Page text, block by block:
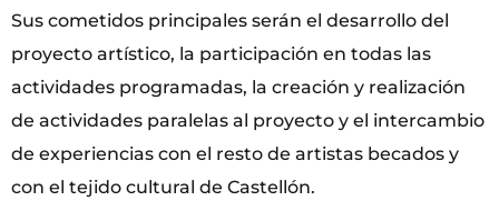
Sus cometidos principales serán el desarrollo del
proyecto artístico, la participación en todas las
actividades programadas, la creación y realización
de actividades paralelas al proyecto y el intercambio
de experiencias con el resto de artistas becados y
con el tejido cultural de Castellón.